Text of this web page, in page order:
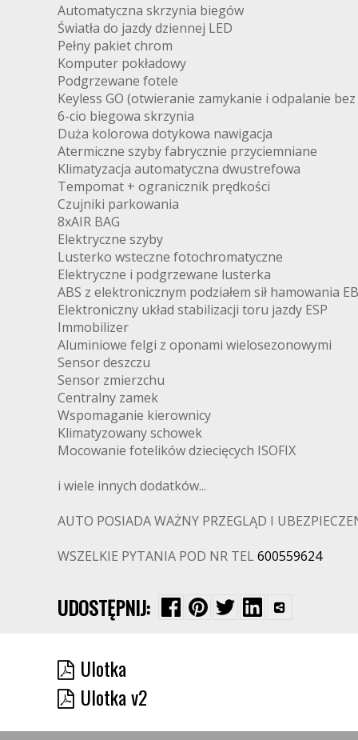
Automatyczna skrzynia biegów
Światła do jazdy dziennej LED
Pełny pakiet chrom
Komputer pokładowy
Podgrzewane fotele
Keyless GO (otwieranie zamykanie i odpalanie
6-cio biegowa skrzynia
Duża kolorowa dotykowa nawigacja
Atermiczne szyby fabrycznie przyciemniane
Klimatyzacja automatyczna dwustrefowa
Tempomat + ogranicznik prędkości
Czujniki parkowania
8xAIR BAG
Elektryczne szyby
Lusterko wsteczne fotochromatyczne
Elektryczne i podgrzewane lusterka
ABS z elektronicznym podziałem sił hamowania
Elektroniczny układ stabilizacji toru jazdy ESP
Immobilizer
Aluminiowe felgi z oponami wielosezonowymi
Sensor deszczu
Sensor zmierzchu
Centralny zamek
Wspomaganie kierownicy
Klimatyzowany schowek
Mocowanie fotelików dziecięcych ISOFIX
i wiele innych dodatków...
AUTO POSIADA WAŻNY PRZEGLĄD I
WSZELKIE PYTANIA POD NR TEL 600559624
UDOSTĘPNIJ:
Ulotka
Ulotka v2